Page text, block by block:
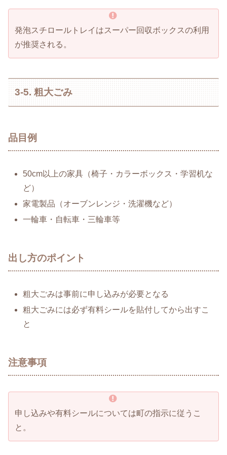
発泡スチロールトレイはスーパー回収ボックスの利用
が推奨される。
3-5. 粗大ごみ
品目例
50cm以上の家具（椅子・カラーボックス・学習机な
ど）
家電製品（オーブンレンジ・洗濯機など）
一輪車・自転車・三輪車等
出し方のポイント
粗大ごみは事前に申し込みが必要となる
粗大ごみには必ず有料シールを貼付してから出すこ
と
注意事項
申し込みや有料シールについては町の指示に従うこ
と。